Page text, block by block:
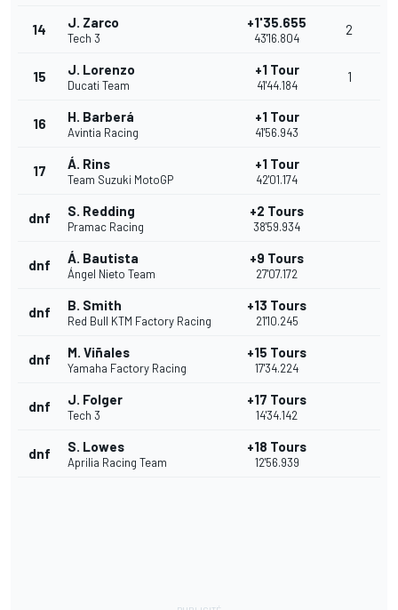
14 J. Zarco
Tech 3
+1'35.655
43'16.804
2
15 J. Lorenzo
Ducati Team
+1 Tour
41'44.184
1
16 H. Barberá
Avintia Racing
+1 Tour
41'56.943
17 Á. Rins
Team Suzuki MotoGP
+1 Tour
42'01.174
dnf S. Redding
Pramac Racing
+2 Tours
38'59.934
dnf Á. Bautista
Ángel Nieto Team
+9 Tours
27'07.172
dnf B. Smith
Red Bull KTM Factory Racing
+13 Tours
21'10.245
dnf M. Viñales
Yamaha Factory Racing
+15 Tours
17'34.224
dnf J. Folger
Tech 3
+17 Tours
14'34.142
dnf S. Lowes
Aprilia Racing Team
+18 Tours
12'56.939